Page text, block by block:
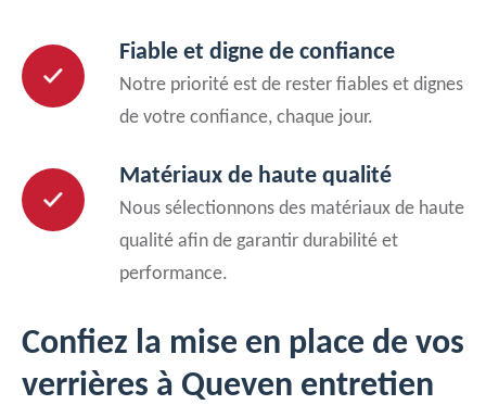
Fiable et digne de confiance
Notre priorité est de rester fiables et dignes
de votre confiance, chaque jour.
Matériaux de haute qualité
Nous sélectionnons des matériaux de haute
qualité afin de garantir durabilité et
performance.
Confiez la mise en place de vos
verrières à Queven entretien